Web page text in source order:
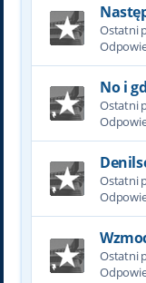
Ostatni
No i
Ostatni
Ostatni
Ostatni